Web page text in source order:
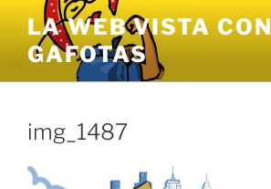
contenido
LA WEB VISTA CON
GAFOTAS
img_1487